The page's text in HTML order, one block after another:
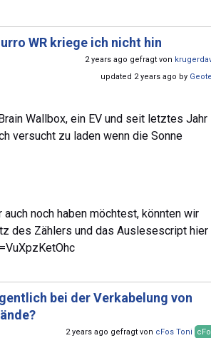
WR kriege ich nicht hin
2 years ago gefragt von
updated 2 years ago by
Wallbox, ein EV und seit letztes Jahr
versucht zu laden wenn die Sonne
noch haben möchtest, könnten wir
des Zählers und das Auslesescript hier
bei der Verkabelung von
2 years ago gefragt von cFos Toni